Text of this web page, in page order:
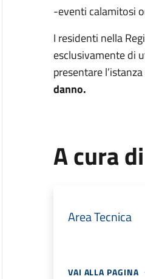
-eventi calamitosi
I residenti nella
esclusivamente di
presentare
danno.
A cura di
Area Tecnica
VAI ALLA PAGINA